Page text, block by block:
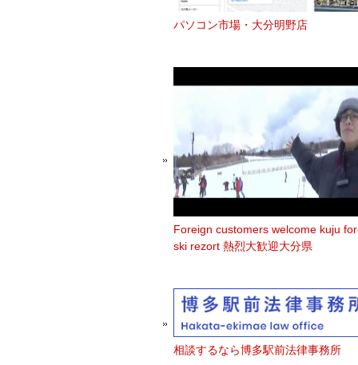
パソコン市場・大分明野店
Foreign customers welcome kuju
ski rezort 熱烈大歓迎大分県
相談するなら博多駅前法律事務所